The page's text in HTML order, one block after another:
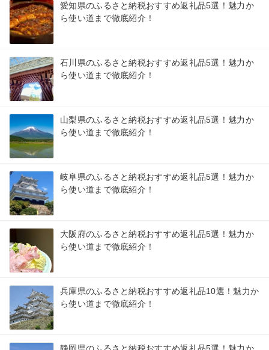
愛知県のふるさと納税おすすめ返礼品5選！魅力か
ら使い道まで徹底紹介！
石川県のふるさと納税おすすめ返礼品5選！魅力か
ら使い道まで徹底紹介！
山梨県のふるさと納税おすすめ返礼品5選！魅力か
ら使い道まで徹底紹介！
岐阜県のふるさと納税おすすめ返礼品5選！魅力か
ら使い道まで徹底紹介！
大阪府のふるさと納税おすすめ返礼品5選！魅力か
ら使い道まで徹底紹介！
兵庫県のふるさと納税おすすめ返礼品10選！魅力か
ら使い道まで徹底紹介！